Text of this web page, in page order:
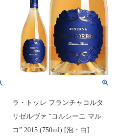
ラ・トッレ フランチャコルタ
リゼルヴァ “コルシーニ マル
コ” 2015 (750ml) [泡・白]